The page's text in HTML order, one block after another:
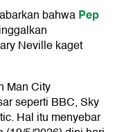
bahwaPep
Neville kaget
Man City
seperti BBC, Sky
Hal itu menyebar